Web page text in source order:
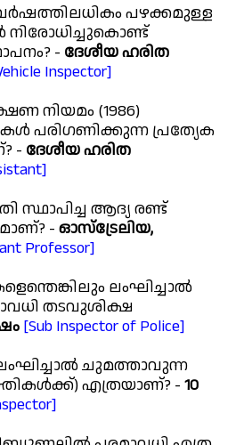
പഴക്കമുള്ള
- ദേശീയ ഹരിത
Inspector]
നിയമം (1986)
പരിഗണിക്കുന്ന പ്രത്യേക
- ദേശീയ ഹരിത
സ്ഥാപിച്ച ആദ്യ രണ്ട്
- ഓസ്ട്രേലിയ,
Professor]
ലംഘിച്ചാൽ
തടവുശിക്ഷ
[Sub Inspector of Police]
ലംഘിച്ചാൽ ചുമത്താവുന്ന
എത്രയാണ്? - 10